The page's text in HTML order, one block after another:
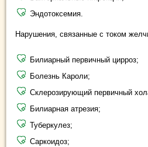
Эндотоксемия.
Нарушения, связанные с током
Билиарный первичный цирроз;
Болезнь Кароли;
Склерозирующий первичный
Билиарная атрезия;
Туберкулез;
Саркоидоз;